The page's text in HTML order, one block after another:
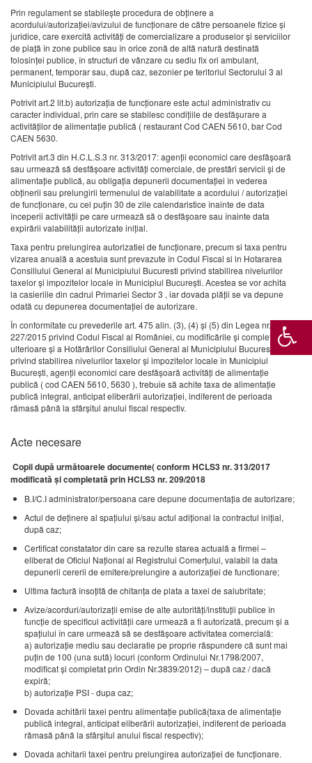
Prin regulament se stabileşte procedura de obţinere a
acordului/autorizaţiei/avizului de funcţionare de către persoanele fizice şi
juridice, care exercită activităţi de comercializare a produselor şi serviciilor
de piaţă în zone publice sau în orice zonă de altă natură destinată
folosinţei publice, în structuri de vânzare cu sediu fix ori ambulant,
permanent, temporar sau, după caz, sezonier pe teritoriul Sectorului 3 al
Municipiului Bucureşti.
Potrivit art.2 lit.b) autorizaţia de funcţionare este actul administrativ cu
caracter individual, prin care se stabilesc condiţiile de desfăşurare a
activităţilor de alimentaţie publică ( restaurant Cod CAEN 5610, bar Cod
CAEN 5630.
Potrivit art.3 din H.C.L.S.3 nr. 313/2017: agenţii economici care desfăşoară
sau urmează să desfăşoare activităţi comerciale, de prestări servicii şi de
alimentaţie publică, au obligaţia depunerii documentaţiei în vederea
obţinerii sau prelungirii termenului de valabilitate a acordului / autorizaţiei
de funcţionare, cu cel puţin 30 de zile calendaristice înainte de data
începerii activităţii pe care urmează să o desfăşoare sau înainte data
expirării valabilității autorizate iniţial.
Taxa pentru prelungirea autorizatiei de funcționare, precum si taxa pentru
vizarea anuală a acestuia sunt prevazute în Codul Fiscal si in Hotararea
Consiliului General al Municipiului Bucuresti privind stabilirea nivelurilor
taxelor și impozitelor locale în Municipiul București. Acestea se vor achita
la casieriile din cadrul Primariei Sector 3 , iar dovada plății se va depune
odată cu depunerea documentației de autorizare.
În conformitate cu prevederile art. 475 alin. (3), (4) și (5) din Legea nr.
227/2015 privind Codul Fiscal al României, cu modificările şi completările
ulterioare şi a Hotărârilor Consiliului General al Municipiului Bucuresti
privind stabilirea nivelurilor taxelor și impozitelor locale în Municipiul
București, agenţii economici care desfăşoară activităţi de alimentaţie
publică ( cod CAEN 5610, 5630 ), trebuie să achite taxa de alimentație
publică integral, anticipat eliberării autorizației, indiferent de perioada
rămasă până la sfârşitul anului fiscal respectiv.
Acte necesare
Copii după următoarele documente( conform HCLS3 nr. 313/2017
modificată și completată prin HCLS3 nr. 209/2018
B.I/C.I administrator/persoana care depune documentația de autorizare;
Actul de deţinere al spaţiului şi/sau actul adiţional la contractul iniţial,
după caz;
Certificat constatator din care sa rezulte starea actuală a firmei –
eliberat de Oficiul Naţional al Registrului Comerţului, valabil la data
depunerii cererii de emitere/prelungire a autorizaţiei de functionare;
Ultima factură însoţită de chitanţa de plata a taxei de salubritate;
Avize/acorduri/autorizații emise de alte autorități/instituții publice în
funcție de specificul activității care urmează a fi autorizată, precum şi a
spaţiului în care urmează să se desfăşoare activitatea comercială:
a) autorizaţie mediu sau declaratie pe proprie răspundere că sunt mai
puţin de 100 (una sută) locuri (conform Ordinului Nr.1798/2007,
modificat şi completat prin Ordin Nr.3839/2012) – după caz / dacă
expiră;
b) autorizaţie PSI - dupa caz;
Dovada achitării taxei pentru alimentaţie publică(taxa de alimentație
publică integral, anticipat eliberării autorizației, indiferent de perioada
rămasă până la sfârşitul anului fiscal respectiv);
Dovada achitarii taxei pentru prelungirea autorizaţiei de funcţionare.